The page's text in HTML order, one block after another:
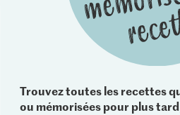
Trouvez toutes les recettes
ou mémorisées pour plus